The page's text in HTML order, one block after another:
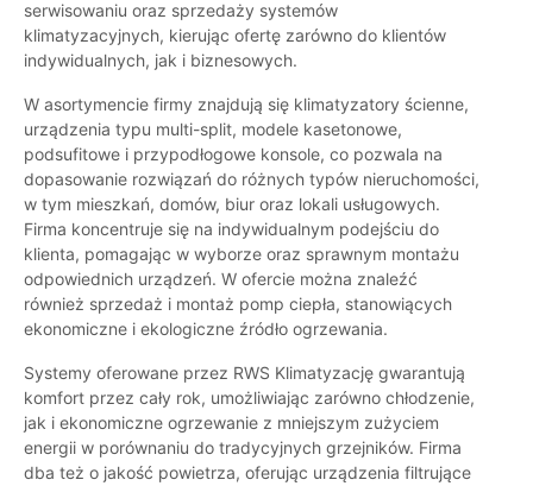
serwisowaniu oraz sprzedaży systemów
klimatyzacyjnych, kierując ofertę zarówno do klientów
indywidualnych, jak i biznesowych.
W asortymencie firmy znajdują się klimatyzatory ścienne,
urządzenia typu multi-split, modele kasetonowe,
podsufitowe i przypodłogowe konsole, co pozwala na
dopasowanie rozwiązań do różnych typów nieruchomości,
w tym mieszkań, domów, biur oraz lokali usługowych.
Firma koncentruje się na indywidualnym podejściu do
klienta, pomagając w wyborze oraz sprawnym montażu
odpowiednich urządzeń. W ofercie można znaleźć
również sprzedaż i montaż pomp ciepła, stanowiących
ekonomiczne i ekologiczne źródło ogrzewania.
Systemy oferowane przez RWS Klimatyzację gwarantują
komfort przez cały rok, umożliwiając zarówno chłodzenie,
jak i ekonomiczne ogrzewanie z mniejszym zużyciem
energii w porównaniu do tradycyjnych grzejników. Firma
dba też o jakość powietrza, oferując urządzenia filtrujące